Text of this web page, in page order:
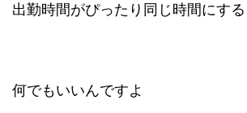
出勤時間がぴったり同じ時間にする
何でもいいんですよ